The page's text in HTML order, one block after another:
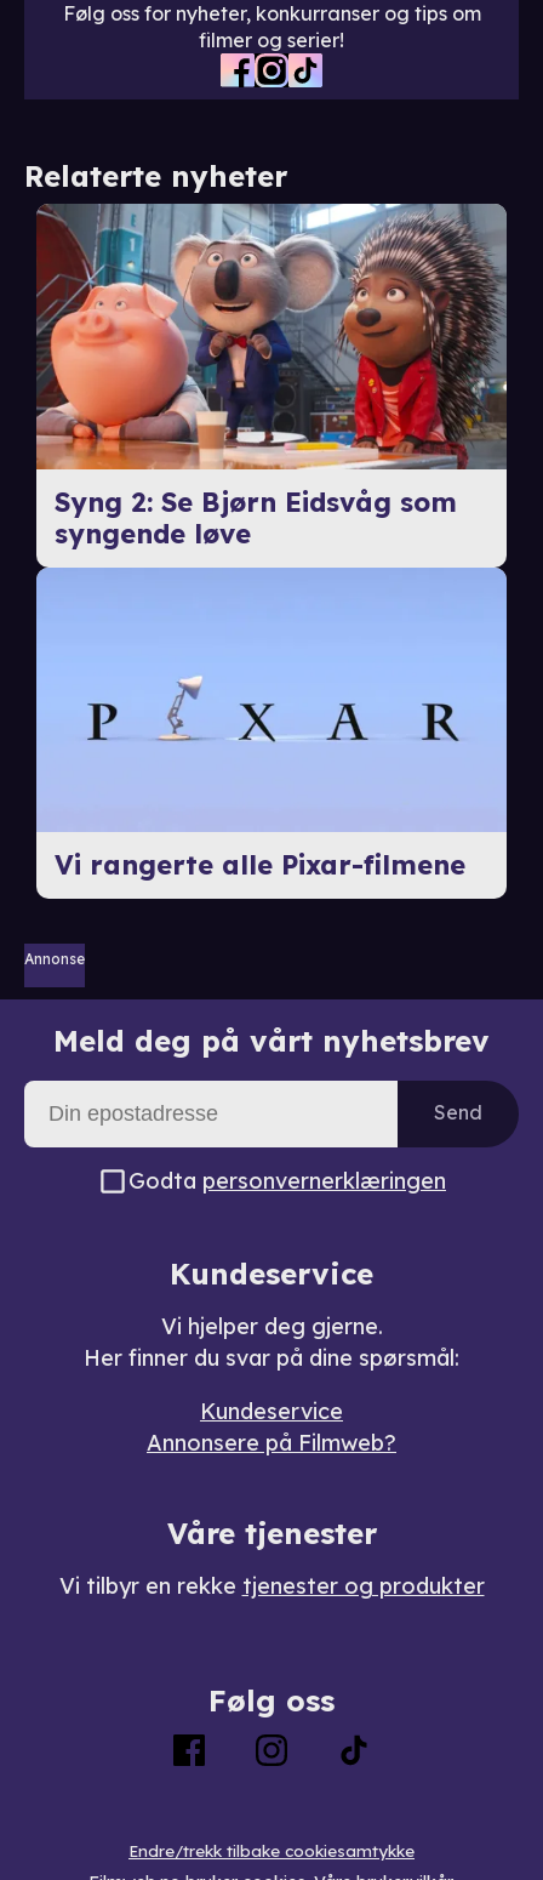
Følg oss for nyheter, konkurranser og tips om
filmer og serier!
Relaterte nyheter
Syng 2: Se Bjørn Eidsvåg som
syngende løve
Vi rangerte alle Pixar-filmene
Annonse
Meld deg på vårt nyhetsbrev
Send
Godta personvernerklæringen
Kundeservice
Vi hjelper deg gjerne.
Her finner du svar på dine spørsmål:
Kundeservice
Annonsere på Filmweb?
Våre tjenester
Vi tilbyr en rekke tjenester og produkter
Følg oss
Endre/trekk tilbake cookiesamtykke